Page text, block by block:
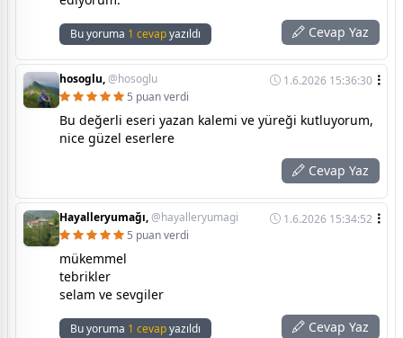
Bu yoruma 1 cevapyazıldı Cevap Yaz
hosoglu,@hosoglu
1.6.2026 15:36:30
5 puan verdi
Bu değerli eseri yazan kalemi ve yüreği kutluyorum,
nice güzel eserlere
Cevap Yaz
Hayalleryumağı,@hayalleryumagi
1.6.2026 15:34:52
5 puan verdi
mükemmel
tebrikler
selam ve sevgiler
Bu yoruma 1 cevapyazıldı Cevap Yaz